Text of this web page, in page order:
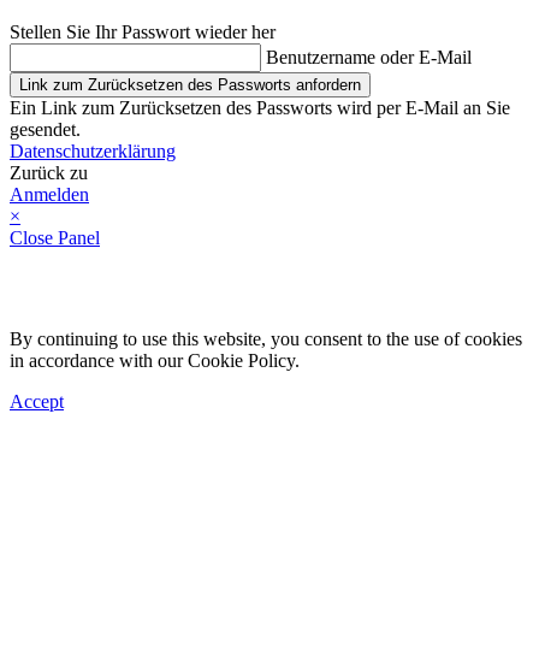
Stellen Sie Ihr Passwort wieder her
Benutzername oder E-Mail
Link zum Zurücksetzen des Passworts anfordern
Ein Link zum Zurücksetzen des Passworts wird per E-Mail an Sie
gesendet.
Datenschutzerklärung
Zurück zu
Anmelden
×
Close Panel
By continuing to use this website, you consent to the use of cookies
in accordance with our Cookie Policy.
Accept